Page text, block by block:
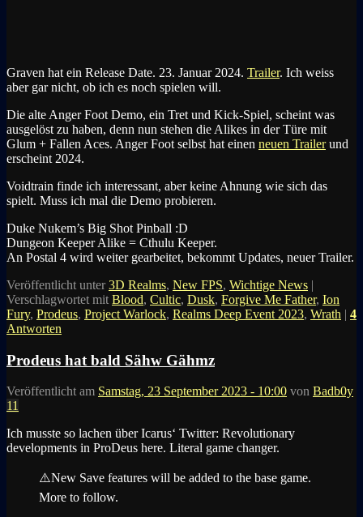
Graven hat ein Release Date. 23. Januar 2024. Trailer. Ich weiss
aber gar nicht, ob ich es noch spielen will.
Die alte Anger Foot Demo, ein Tret und Kick-Spiel, scheint was
ausgelöst zu haben, denn nun stehen die Alikes in der Türe mit
Glum + Fallen Aces. Anger Foot selbst hat einen neuen Trailerund
erscheint 2024.
Voidtrain finde ich interessant, aber keine Ahnung wie sich das
spielt. Muss ich mal die Demo probieren.
Duke Nukem’s Big Shot Pinball :D
Dungeon Keeper Alike = Cthulu Keeper.
An Postal 4 wird weiter gearbeitet, bekommt Updates, neuer Trailer.
Veröffentlicht unter 3D Realms, New FPS, Wichtige News |
Verschlagwortet mit Blood, Cultic, Dusk, Forgive Me Father, Ion
Fury, Prodeus, Project Warlock, Realms Deep Event 2023, Wrath | 4
Antworten
Prodeus hat bald Sähw Gähmz
Veröffentlicht am Samstag, 23 September 2023 - 10:00 von Badb0y
11
Ich musste so lachen über Icarus‘ Twitter: Revolutionary
developments in ProDeus here. Literal game changer.
⚠️New Save features will be added to the base game.
More to follow.